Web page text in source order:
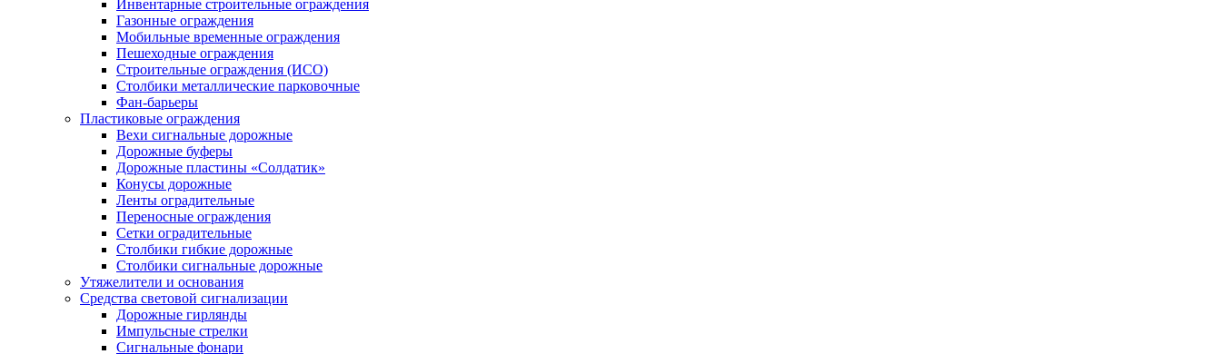
Инвентарные строительные ограждения
Газонные ограждения
Мобильные временные ограждения
Пешеходные ограждения
Строительные ограждения (ИСО)
Столбики металлические парковочные
Фан-барьеры
Пластиковые ограждения
Вехи сигнальные дорожные
Дорожные буферы
Дорожные пластины «Солдатик»
Конусы дорожные
Ленты оградительные
Переносные ограждения
Сетки оградительные
Столбики гибкие дорожные
Столбики сигнальные дорожные
Утяжелители и основания
Средства световой сигнализации
Дорожные гирлянды
Импульсные стрелки
Сигнальные фонари